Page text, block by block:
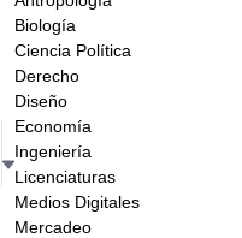
Biología
Ciencia Política
Derecho
Diseño
Economía
Ingeniería
Licenciaturas
Medios Digitales
Mercadeo